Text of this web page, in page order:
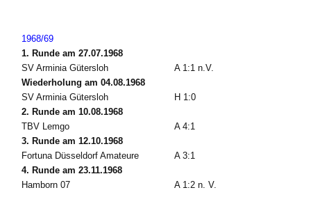
1968/69
1. Runde am 27.07.1968
SV Arminia Gütersloh
A 1:1 n.V.
Wiederholung am 04.08.1968
SV Arminia Gütersloh
H 1:0
2. Runde am 10.08.1968
TBV Lemgo
A 4:1
3. Runde am 12.10.1968
Fortuna Düsseldorf Amateure
A 3:1
4. Runde am 23.11.1968
Hamborn 07
A 1:2 n. V.